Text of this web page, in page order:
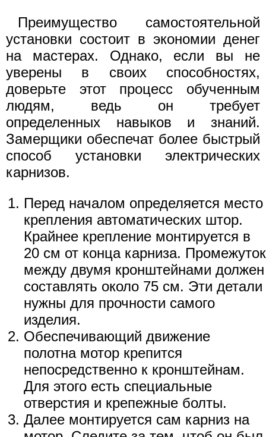
Преимущество самостоятельной
установки состоит в экономии денег
на мастерах. Однако, если вы не
уверены в своих способностях,
доверьте этот процесс обученным
людям, ведь он требует
определенных навыков и знаний.
Замерщики обеспечат более быстрый
способ установки электрических
карнизов.
Перед началом определяется место
крепления автоматических штор.
Крайнее крепление монтируется в
20 см от конца карниза. Промежуток
между двумя кронштейнами должен
составлять около 75 см. Эти детали
нужны для прочности самого
изделия.
Обеспечивающий движение
полотна мотор крепится
непосредственно к кронштейнам.
Для этого есть специальные
отверстия и крепежные болты.
Далее монтируется сам карниз на